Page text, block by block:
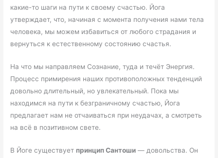
какие-то шаги на пути к своему счастью. Йога
утверждает, что, начиная с момента получения нами тела
человека, мы можем избавиться от любого страдания и
вернуться к естественному состоянию счастья.
На что мы направляем Сознание, туда и течёт Энергия.
Процесс примирения наших противоположных тенденций
довольно длительный, но увлекательный. Пока мы
находимся на пути к безграничному счастью, Йога
предлагает нам не отчаиваться при неудачах, а смотреть
на всё в позитивном свете.
В Йоге существует принцип Сантоши — довольства. Он